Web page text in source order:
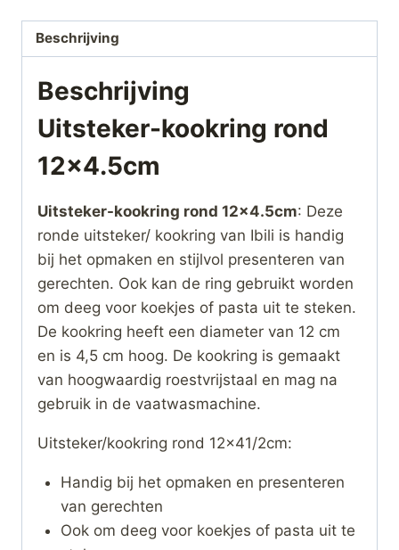
Beschrijving
Beschrijving
Uitsteker-kookring rond
12×4.5cm
Uitsteker-kookring rond 12×4.5cm: Deze
ronde uitsteker/ kookring van Ibili is handig
bij het opmaken en stijlvol presenteren van
gerechten. Ook kan de ring gebruikt worden
om deeg voor koekjes of pasta uit te steken.
De kookring heeft een diameter van 12 cm
en is 4,5 cm hoog. De kookring is gemaakt
van hoogwaardig roestvrijstaal en mag na
gebruik in de vaatwasmachine.
Uitsteker/kookring rond 12×41/2cm:
Handig bij het opmaken en presenteren
van gerechten
Ook om deeg voor koekjes of pasta uit te